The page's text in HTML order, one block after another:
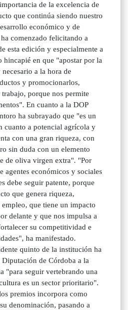
de la excelencia de
que continúa siendo nuestro
económico y de
comenzado felicitando a
esta edición y especialmente a
hincapié en que "apostar por la
a la hora de
y promocionarlos,
porque nos permite
En cuanto a la DOP
ha subrayado que "es un
cuanto a potencial agrícola y
con una gran riqueza, con
sin duda con un elemento
de oliva virgen extra". "Por
agentes económicos y sociales
debe seguir patente, porque
que genera riqueza,
que tiene un impacto
delante y que nos impulsa a
su competitividad e
ha manifestado.
quinto de la institución ha
de Córdoba a la
"para seguir vertebrando una
es un sector prioritario".
premios incorpora como
denominación, pasando a